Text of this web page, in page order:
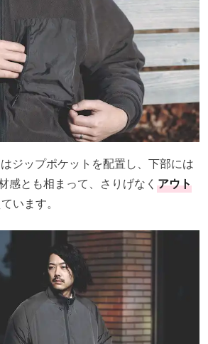
ジップポケットを配置し、下部には
感とも相まって、さりげなく アウト
います。